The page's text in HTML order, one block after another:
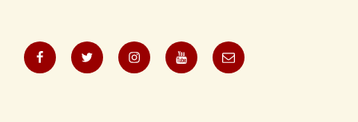
FacebookTwitter InstagramYouTubeE-
Mail